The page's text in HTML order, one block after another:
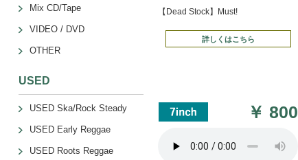
【Dead Stock】Must!
詳しくはこちら
￥800
Mix CD/Tape
VIDEO / DVD
OTHER
USED
USED Ska/Rock Steady
USED Early Reggae
USED Roots Reggae